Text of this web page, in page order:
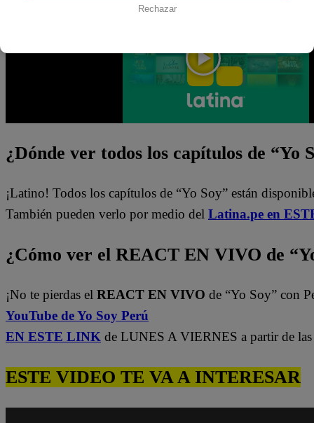
¿Dónde ver todos los capítulos de “Yo
¡Latino! Todos los capítulos de “Yo Soy” están
También pueden verlo por medio del Latina.pe en
¿Cómo ver el REACT EN VIVO de
¡No te pierdas el REACT EN VIVO de “Yo Soy” con
YouTube de Yo Soy Perú
EN ESTE LINK de LUNES A VIERNES a partir de
ESTE VIDEO TE VA A INTERESAR
Rechazar